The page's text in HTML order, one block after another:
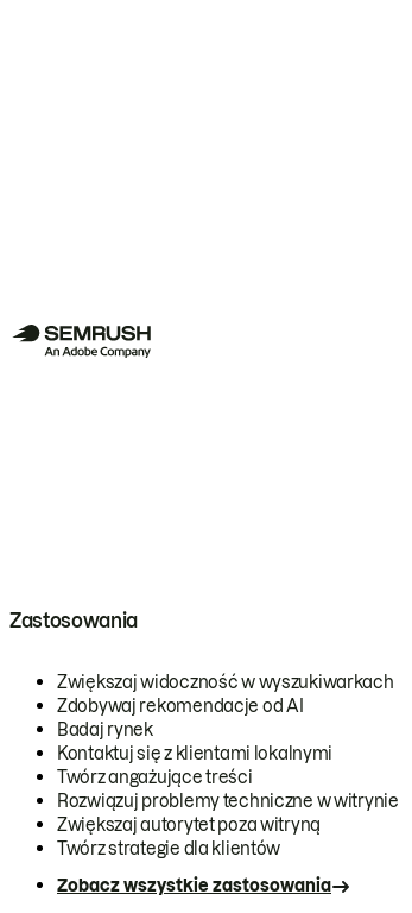
Zastosowania
Zwiększaj widoczność w wyszukiwarkach
Zdobywaj rekomendacje od AI
Badaj rynek
Kontaktuj się z klientami lokalnymi
Twórz angażujące treści
Rozwiązuj problemy techniczne w witrynie
Zwiększaj autorytet poza witryną
Twórz strategie dla klientów
Zobacz wszystkie zastosowania